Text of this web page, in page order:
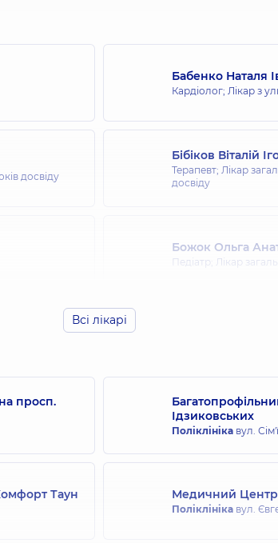
Бабенко Наталя
Кардіолог; Лікар з
досвіду
Бібіков Віталій
Терапевт; Лікар
досвіду
Божок Ольга
Педіатр; Лікар
Лікар з
Бурлаченко Ілля
Терапевт; Кардіолог,
Варич Олена
40 років
Всі лікарі
просп.
Ідзиковських
Поліклініка вул.
Таун Медичний Центр
Поліклініка вул.